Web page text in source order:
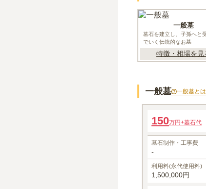
一般墓
墓石を建立し、子孫へと
でいく伝統的なお墓
特徴・相場を見
一般墓 一般墓とは
150万円+墓石代
墓石制作・工事費
-
利用料(永代使用料)
1,500,000円